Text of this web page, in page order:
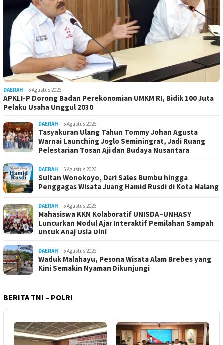
DAERAH 5 Agustus 2026
APKLI-P Dorong Badan Perekonomian UMKM RI, Bidik 100 Juta
Pelaku Usaha Unggul 2030
DAERAH 5 Agustus 2026
Tasyakuran Ulang Tahun Tommy Johan Agusta
Warnai Launching Joglo Seminingrat, Jadi Ruang
Pelestarian Tosan Aji dan Budaya Nusantara
DAERAH 5 Agustus 2026
Sultan Wonokoyo, Dari Sales Bumbu hingga
Penggagas Wisata Juang Hamid Rusdi di Kota Malang
DAERAH 5 Agustus 2026
Mahasiswa KKN Kolaboratif UNISDA–UNHASY
Luncurkan Modul Ajar Interaktif Pemilahan Sampah
untuk Anaj Usia Dini
DAERAH 5 Agustus 2026
Waduk Malahayu, Pesona Wisata Alam Brebes yang
Kini Semakin Nyaman Dikunjungi
BERITA TNI – POLRI